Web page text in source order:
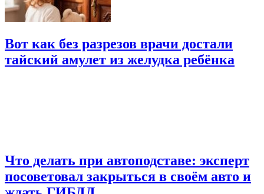
Вот как без разрезов врачи достали
тайский амулет из желудка ребёнка
Что делать при автоподставе: эксперт
посоветовал закрыться в своём авто и